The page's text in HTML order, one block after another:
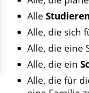
Alle
Alle, die sich
Alle, die eine
Alle, die ein
Alle, die für